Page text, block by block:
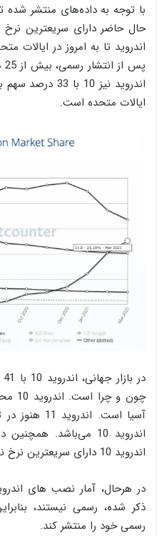
با توجه به داده‌های منتشر
حال حاضر دارای سریعترین
اندروید نیز 10
ایالات متحده است.
آسیا است.
اندروید 10 می‌باشد.
اندروید 10 دارای سریعترین نرخ نصب تا آن زمان را دارا بوده است.
رسمی خود را منتشر کند.